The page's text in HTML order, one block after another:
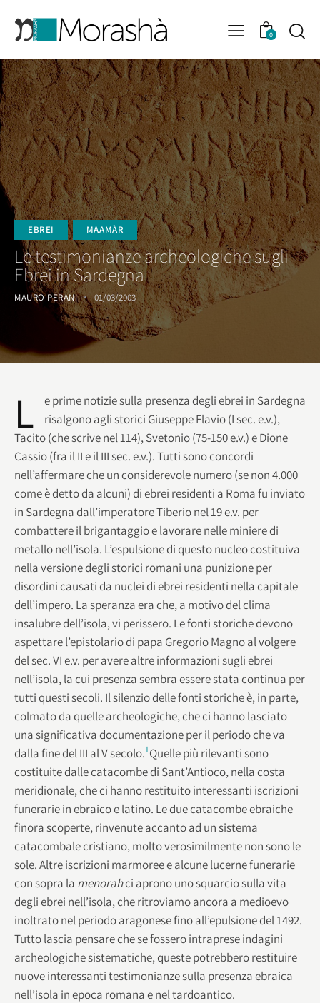
0
EBREI MAAMÀR
Le testimonianze archeologiche sugli
Ebrei in Sardegna
MAURO PERANI 01/03/2003
L
e prime notizie sulla presenza degli ebrei in Sardegna
risalgono agli storici Giuseppe Flavio (I sec. e.v.),
Tacito (che scrive nel 114), Svetonio (75-150 e.v.) e Dione
Cassio (fra il II e il III sec. e.v.). Tutti sono concordi
nell’affermare che un considerevole numero (se non 4.000
come è detto da alcuni) di ebrei residenti a Roma fu inviato
in Sardegna dall’imperatore Tiberio nel 19 e.v. per
combattere il brigantaggio e lavorare nelle miniere di
metallo nell’isola. L’espulsione di questo nucleo costituiva
nella versione degli storici romani una punizione per
disordini causati da nuclei di ebrei residenti nella capitale
dell’impero. La speranza era che, a motivo del clima
insalubre dell’isola, vi perissero. Le fonti storiche devono
aspettare l’epistolario di papa Gregorio Magno al volgere
del sec. VI e.v. per avere altre informazioni sugli ebrei
nell’isola, la cui presenza sembra essere stata continua per
tutti questi secoli. Il silenzio delle fonti storiche è, in parte,
colmato da quelle archeologiche, che ci hanno lasciato
una significativa documentazione per il periodo che va
dalla fine del III al V secolo.1Quelle più rilevanti sono
costituite dalle catacombe di Sant’Antioco, nella costa
meridionale, che ci hanno restituito interessanti iscrizioni
funerarie in ebraico e latino. Le due catacombe ebraiche
finora scoperte, rinvenute accanto ad un sistema
catacombale cristiano, molto verosimilmente non sono le
sole. Altre iscrizioni marmoree e alcune lucerne funerarie
con sopra la menorahci aprono uno squarcio sulla vita
degli ebrei nell’isola, che ritroviamo ancora a medioevo
inoltrato nel periodo aragonese fino all’epulsione del 1492.
Tutto lascia pensare che se fossero intraprese indagini
archeologiche sistematiche, queste potrebbero restituire
nuove interessanti testimonianze sulla presenza ebraica
nell’isola in epoca romana e nel tardoantico.